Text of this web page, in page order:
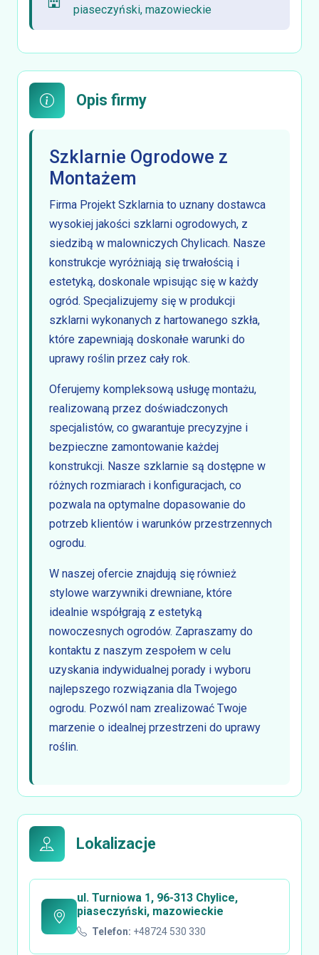
piaseczyński, mazowieckie
Opis firmy
Szklarnie Ogrodowe z
Montażem
Firma Projekt Szklarnia to uznany dostawca
wysokiej jakości szklarni ogrodowych, z
siedzibą w malowniczych Chylicach. Nasze
konstrukcje wyróżniają się trwałością i
estetyką, doskonale wpisując się w każdy
ogród. Specjalizujemy się w produkcji
szklarni wykonanych z hartowanego szkła,
które zapewniają doskonałe warunki do
uprawy roślin przez cały rok.
Oferujemy kompleksową usługę montażu,
realizowaną przez doświadczonych
specjalistów, co gwarantuje precyzyjne i
bezpieczne zamontowanie każdej
konstrukcji. Nasze szklarnie są dostępne w
różnych rozmiarach i konfiguracjach, co
pozwala na optymalne dopasowanie do
potrzeb klientów i warunków przestrzennych
ogrodu.
W naszej ofercie znajdują się również
stylowe warzywniki drewniane, które
idealnie współgrają z estetyką
nowoczesnych ogrodów. Zapraszamy do
kontaktu z naszym zespołem w celu
uzyskania indywidualnej porady i wyboru
najlepszego rozwiązania dla Twojego
ogrodu. Pozwól nam zrealizować Twoje
marzenie o idealnej przestrzeni do uprawy
roślin.
Lokalizacje
ul. Turniowa 1, 96-313 Chylice,
piaseczyński, mazowieckie
Telefon: +48724 530 330